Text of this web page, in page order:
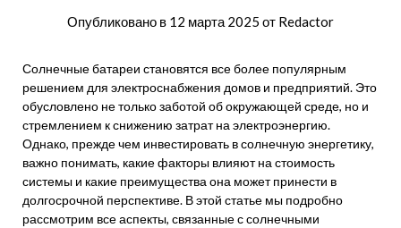
Опубликовано в 12 марта 2025 от Redactor
Солнечные батареи становятся все более популярным
решением для электроснабжения домов и предприятий. Это
обусловлено не только заботой об окружающей среде, но и
стремлением к снижению затрат на электроэнергию.
Однако, прежде чем инвестировать в солнечную энергетику,
важно понимать, какие факторы влияют на стоимость
системы и какие преимущества она может принести в
долгосрочной перспективе. В этой статье мы подробно
рассмотрим все аспекты, связанные с солнечными